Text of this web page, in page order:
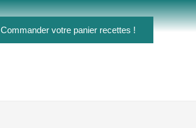
Commander votre panier recettes !